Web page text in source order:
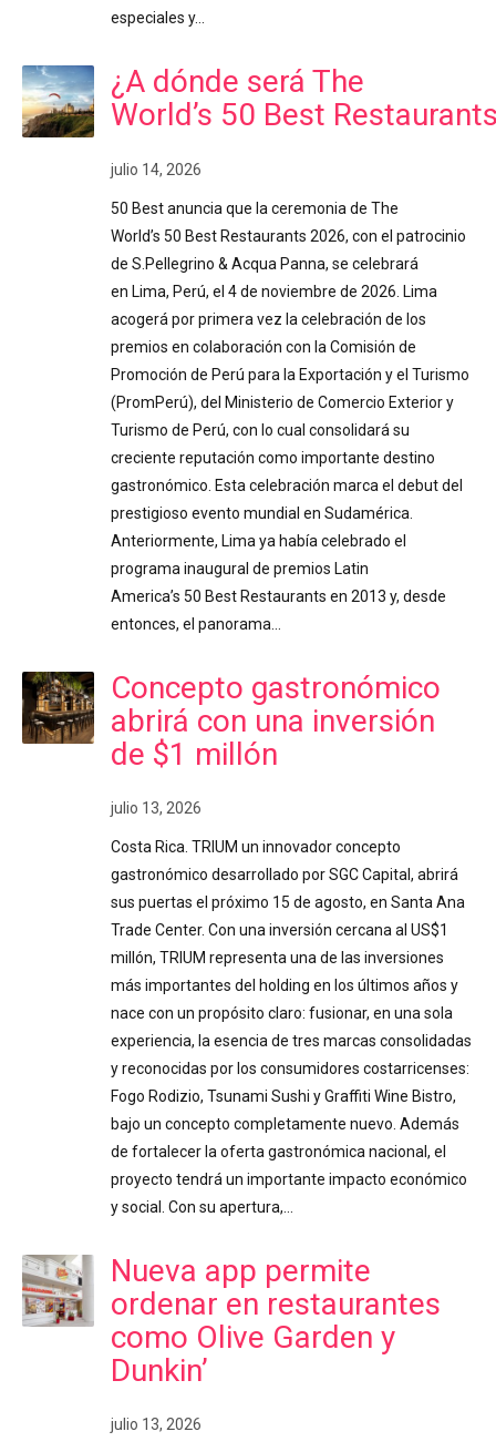
especiales y…
¿A dónde será The
World’s 50 Best
julio 14, 2026
50 Best anuncia que la ceremonia de The
World’s 50 Best Restaurants 2026, con el patrocinio
de S.Pellegrino & Acqua Panna, se celebrará
en Lima, Perú, el 4 de noviembre de 2026. Lima
acogerá por primera vez la celebración de los
premios en colaboración con la Comisión de
Promoción de Perú para la Exportación y el Turismo
(PromPerú), del Ministerio de Comercio Exterior y
Turismo de Perú, con lo cual consolidará su
creciente reputación como importante destino
gastronómico. Esta celebración marca el debut del
prestigioso evento mundial en Sudamérica.
Anteriormente, Lima ya había celebrado el
programa inaugural de premios Latin
America’s 50 Best Restaurants en 2013 y, desde
entonces, el panorama…
Concepto gastronómico
abrirá con una inversión
de $1 millón
julio 13, 2026
Costa Rica. TRIUM un innovador concepto
gastronómico desarrollado por SGC Capital, abrirá
sus puertas el próximo 15 de agosto, en Santa Ana
Trade Center. Con una inversión cercana al US$1
millón, TRIUM representa una de las inversiones
más importantes del holding en los últimos años y
nace con un propósito claro: fusionar, en una sola
experiencia, la esencia de tres marcas consolidadas
y reconocidas por los consumidores costarricenses:
Fogo Rodizio, Tsunami Sushi y Graffiti Wine Bistro,
bajo un concepto completamente nuevo. Además
de fortalecer la oferta gastronómica nacional, el
proyecto tendrá un importante impacto económico
y social. Con su apertura,…
Nueva app permite
ordenar en restaurantes
como Olive Garden y
Dunkin’
julio 13, 2026